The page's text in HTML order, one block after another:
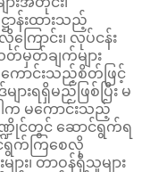
ာန်းထားသည့်
ြောင်း၊ လုပ်ငန်း
တ်မှတ်ချက်များ
ကောင်းသည့်စိတ်ဖြင့်
းရရှိမည်ဖြစ်ပြီး မ
က မကောင်းသည့်
မဏ္ဍိုင်တွင် ဆောင်ရွက်ရ
င်ရွက်ကြစေလို
ား၊ တာဝန်ရှိသူများ